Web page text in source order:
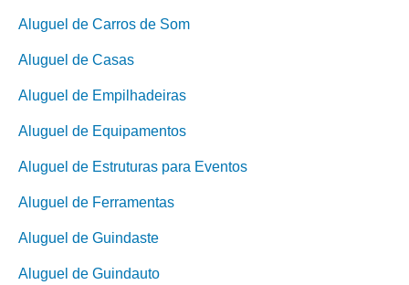
Aluguel de Carros de Som
Aluguel de Casas
Aluguel de Empilhadeiras
Aluguel de Equipamentos
Aluguel de Estruturas para Eventos
Aluguel de Ferramentas
Aluguel de Guindaste
Aluguel de Guindauto